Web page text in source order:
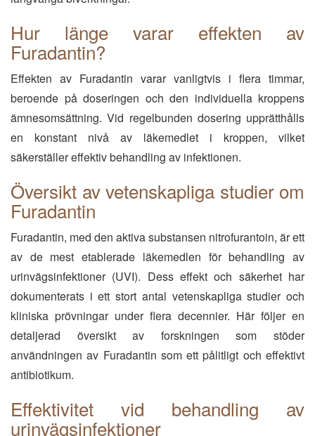
Hur länge varar effekten av
Furadantin?
Effekten av Furadantin varar vanligtvis i flera timmar,
beroende på doseringen och den individuella kroppens
ämnesomsättning. Vid regelbunden dosering upprätthålls
en konstant nivå av läkemedlet i kroppen, vilket
säkerställer effektiv behandling av infektionen.
Översikt av vetenskapliga studier om
Furadantin
Furadantin, med den aktiva substansen nitrofurantoin, är ett
av de mest etablerade läkemedlen för behandling av
urinvägsinfektioner (UVI). Dess effekt och säkerhet har
dokumenterats i ett stort antal vetenskapliga studier och
kliniska prövningar under flera decennier. Här följer en
detaljerad översikt av forskningen som stöder
användningen av Furadantin som ett pålitligt och effektivt
antibiotikum.
Effektivitet vid behandling av
urinvägsinfektioner